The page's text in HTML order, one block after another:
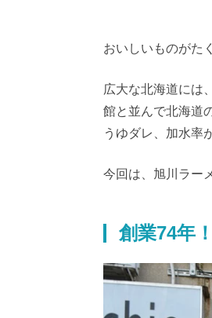
おいしいものがた
広大な北海道には
館と並んで北海道
うゆダレ、加水率
今回は、旭川ラー
創業74年